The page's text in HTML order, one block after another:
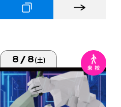
8/8(土)